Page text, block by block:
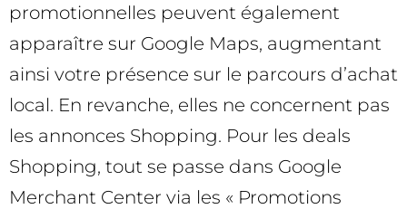
promotionnelles peuvent également
apparaître sur Google Maps, augmentant
ainsi votre présence sur le parcours d’achat
local. En revanche, elles ne concernent pas
les annonces Shopping. Pour les deals
Shopping, tout se passe dans Google
Merchant Center via les « Promotions